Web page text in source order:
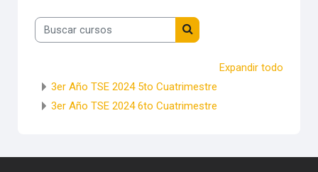
Buscar cursos
Buscar cursos
Expandir todo
3er Año TSE 2024 5to Cuatrimestre
3er Año TSE 2024 6to Cuatrimestre